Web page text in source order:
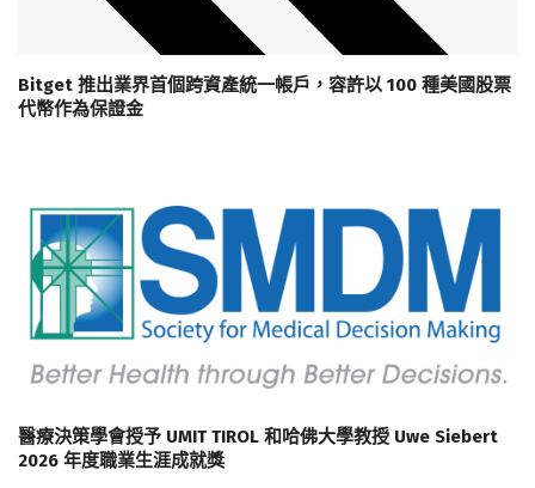
Bitget 推出業界首個跨資產統一帳戶，容許以 100 種美國股票
代幣作為保證金
醫療決策學會授予 UMIT TIROL 和哈佛大學教授 Uwe Siebert
2026 年度職業生涯成就獎